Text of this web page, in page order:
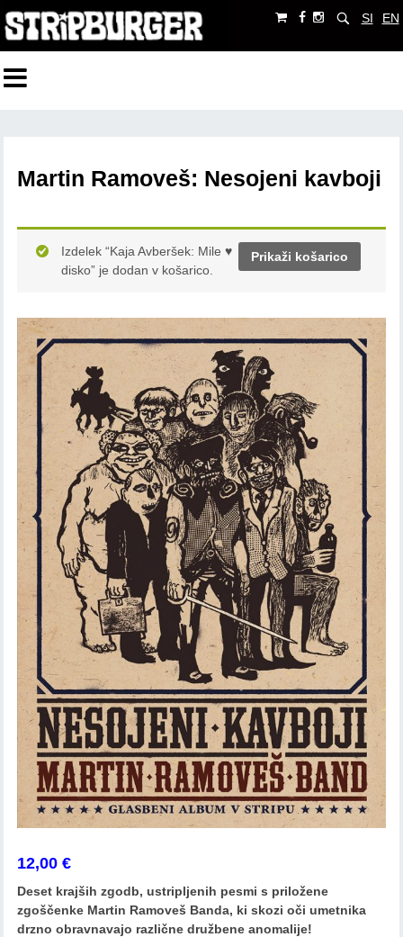
SI EN
Martin Ramoveš: Nesojeni kavboji
Prikaži košarico
Izdelek “Kaja Avberšek: Mile ♥
disko” je dodan v košarico.
12,00€
Deset krajših zgodb, ustripljenih pesmi s priložene
zgoščenke Martin Ramoveš Banda, ki skozi oči umetnika
drzno obravnavajo različne družbene anomalije!